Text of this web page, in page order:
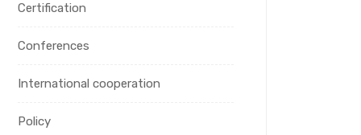
Certification
Conferences
International cooperation
Policy